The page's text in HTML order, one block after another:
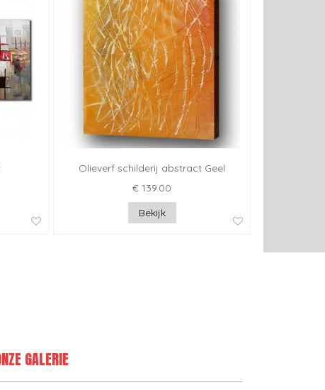
Olieverf schilderij abstract Geel
€ 139.00
Bekijk
GALERIE